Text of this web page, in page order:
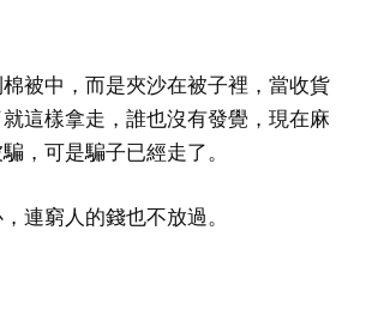
被中，而是夾沙在被子裡，當收貨
這樣拿走，誰也沒有發覺，現在麻
，可是騙子已經走了。
連窮人的錢也不放過。